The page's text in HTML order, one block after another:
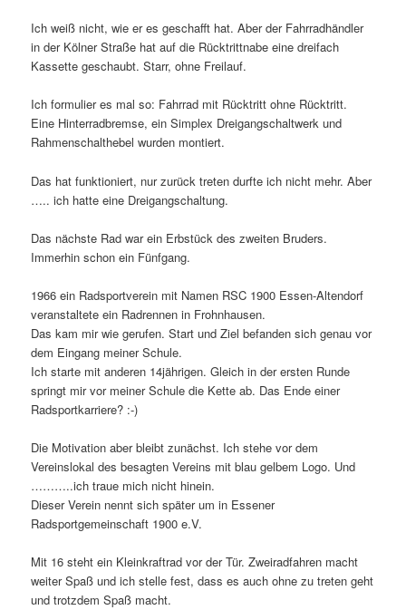
Ich weiß nicht, wie er es geschafft hat. Aber der Fahrradhändler
in der Kölner Straße hat auf die Rücktrittnabe eine dreifach
Kassette geschaubt. Starr, ohne Freilauf.
Ich formulier es mal so: Fahrrad mit Rücktritt ohne Rücktritt.
Eine Hinterradbremse, ein Simplex Dreigangschaltwerk und
Rahmenschalthebel wurden montiert.
Das hat funktioniert, nur zurück treten durfte ich nicht mehr. Aber
….. ich hatte eine Dreigangschaltung.
Das nächste Rad war ein Erbstück des zweiten Bruders.
Immerhin schon ein Fünfgang.
1966 ein Radsportverein mit Namen RSC 1900 Essen-Altendorf
veranstaltete ein Radrennen in Frohnhausen.
Das kam mir wie gerufen. Start und Ziel befanden sich genau vor
dem Eingang meiner Schule.
Ich starte mit anderen 14jährigen. Gleich in der ersten Runde
springt mir vor meiner Schule die Kette ab. Das Ende einer
Radsportkarriere? :-)
Die Motivation aber bleibt zunächst. Ich stehe vor dem
Vereinslokal des besagten Vereins mit blau gelbem Logo. Und
………..ich traue mich nicht hinein.
Dieser Verein nennt sich später um in Essener
Radsportgemeinschaft 1900 e.V.
Mit 16 steht ein Kleinkraftrad vor der Tür. Zweiradfahren macht
weiter Spaß und ich stelle fest, dass es auch ohne zu treten geht
und trotzdem Spaß macht.